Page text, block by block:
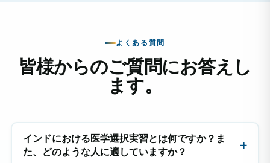
よくある質問
皆様からのご質問にお答えし
ます。
インドにおける医学選択実習とは何ですか？ま
た、どのような人に適していますか？